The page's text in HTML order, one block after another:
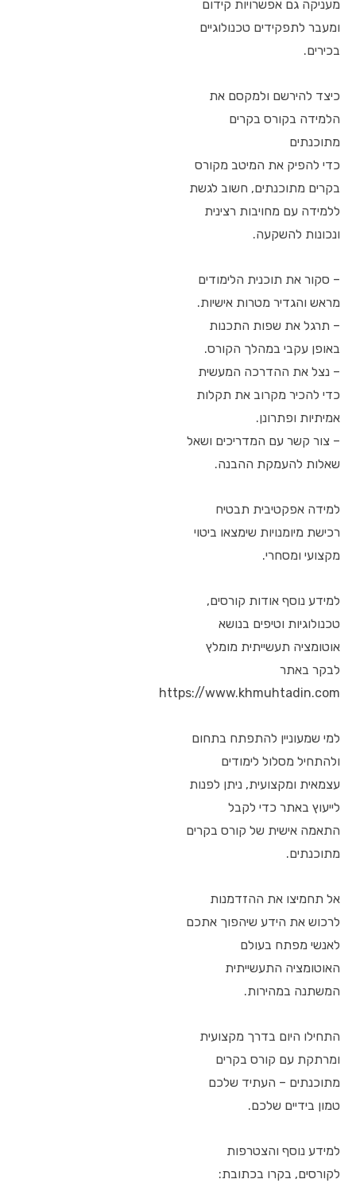
מעניקה גם אפשרויות קידום
ומעבר לתפקידים טכנולוגיים
בכירים.
כיצד להירשם ולמקסם את
הלמידה בקורס בקרים
מתוכנתים
כדי להפיק את המיטב מקורס
בקרים מתוכנתים, חשוב לגשת
ללמידה עם מחויבות רצינית
ונכונות להשקעה.
– סקור את תוכנית הלימודים
מראש והגדיר מטרות אישיות.
– תרגל את שפות התכנות
באופן עקבי במהלך הקורס.
– נצל את ההדרכה המעשית
כדי להכיר מקרוב את תקלות
אמיתיות ופתרונן.
– צור קשר עם המדריכים ושאל
שאלות להעמקת ההבנה.
למידה אפקטיבית תבטיח
רכישת מיומנויות שימצאו ביטוי
מקצועי ומסחרי.
למידע נוסף אודות קורסים,
טכנולוגיות וטיפים בנושא
אוטומציה תעשייתית מומלץ
לבקר באתר
https://www.khmuhtadin.com
למי שמעוניין להתפתח בתחום
ולהתחיל מסלול לימודים
עצמאית ומקצועית, ניתן לפנות
לייעוץ באתר כדי לקבל
התאמה אישית של קורס בקרים
מתוכנתים.
אל תחמיצו את ההזדמנות
לרכוש את הידע שיהפוך אתכם
לאנשי מפתח בעולם
האוטומציה התעשייתית
המשתנה במהירות.
התחילו היום בדרך מקצועית
ומרתקת עם קורס בקרים
מתוכנתים – העתיד שלכם
טמון בידיים שלכם.
למידע נוסף והצטרפות
לקורסים, בקרו בכתובת: